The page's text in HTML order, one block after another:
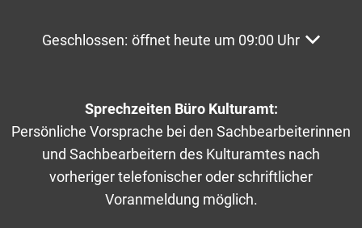
Klicken, um weitere Öffnungs- oder Schließzeiten
Geschlossen: öffnet heute um 09:00 Uhr
Sprechzeiten Büro Kulturamt:
Persönliche Vorsprache bei den Sachbearbeiterinnen
und Sachbearbeitern des Kulturamtes nach
vorheriger telefonischer oder schriftlicher
Voranmeldung möglich.